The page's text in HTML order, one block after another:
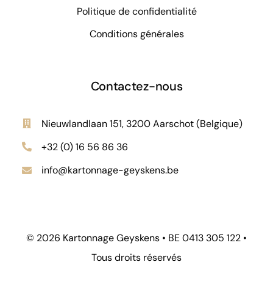
Politique de confidentialité
Conditions générales
Contactez-nous
Nieuwlandlaan 151, 3200 Aarschot (Belgique)
+32 (0) 16 56 86 36
info@kartonnage-geyskens.be
© 2026 Kartonnage Geyskens • BE 0413 305 122 •
Tous droits réservés